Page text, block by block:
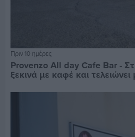
Πριν 10 ημέρες
Provenzo All day Cafe Bar -
ξεκινά με καφέ και